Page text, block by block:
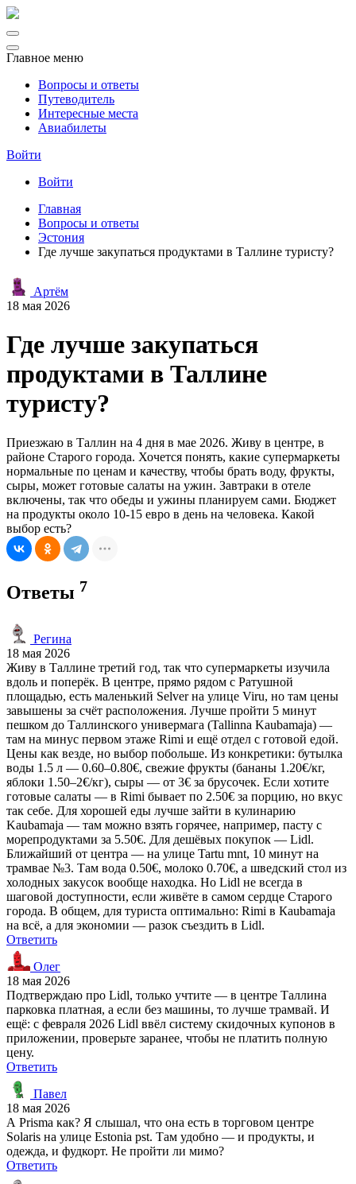
Главное меню
Вопросы и ответы
Путеводитель
Интересные места
Авиабилеты
Войти
Войти
Главная
Вопросы и ответы
Эстония
Где лучше закупаться продуктами в Таллине туристу?
Артём
18 мая 2026
Где лучше закупаться
продуктами в Таллине
туристу?
Приезжаю в Таллин на 4 дня в мае 2026. Живу в центре, в
районе Старого города. Хочется понять, какие супермаркеты
нормальные по ценам и качеству, чтобы брать воду, фрукты,
сыры, может готовые салаты на ужин. Завтраки в отеле
включены, так что обеды и ужины планируем сами. Бюджет
на продукты около 10-15 евро в день на человека. Какой
выбор есть?
Ответы 7
Регина
18 мая 2026
Живу в Таллине третий год, так что супермаркеты изучила
вдоль и поперёк. В центре, прямо рядом с Ратушной
площадью, есть маленький Selver на улице Viru, но там цены
завышены за счёт расположения. Лучше пройти 5 минут
пешком до Таллинского универмага (Tallinna Kaubamaja) —
там на минус первом этаже Rimi и ещё отдел с готовой едой.
Цены как везде, но выбор побольше. Из конкретики: бутылка
воды 1.5 л — 0.60–0.80€, свежие фрукты (бананы 1.20€/кг,
яблоки 1.50–2€/кг), сыры — от 3€ за брусочек. Если хотите
готовые салаты — в Rimi бывает по 2.50€ за порцию, но вкус
так себе. Для хорошей еды лучше зайти в кулинарию
Kaubamaja — там можно взять горячее, например, пасту с
морепродуктами за 5.50€. Для дешёвых покупок — Lidl.
Ближайший от центра — на улице Tartu mnt, 10 минут на
трамвае №3. Там вода 0.50€, молоко 0.70€, а шведский стол из
холодных закусок вообще находка. Но Lidl не всегда в
шаговой доступности, если живёте в самом сердце Старого
города. В общем, для туриста оптимально: Rimi в Каubamaja
на всё, а для экономии — разок съездить в Lidl.
Ответить
Олег
18 мая 2026
Подтверждаю про Lidl, только учтите — в центре Таллина
парковка платная, а если без машины, то лучше трамвай. И
ещё: с февраля 2026 Lidl ввёл систему скидочных купонов в
приложении, проверьте заранее, чтобы не платить полную
цену.
Ответить
Павел
18 мая 2026
А Prisma как? Я слышал, что она есть в торговом центре
Solaris на улице Estonia pst. Там удобно — и продукты, и
одежда, и фудкорт. Не пройти ли мимо?
Ответить